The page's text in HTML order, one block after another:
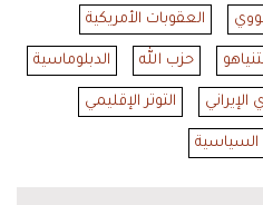
العقوبات الأمريكية
حزب الله الدبلوماسية
الإيراني التوتر الإقليمي